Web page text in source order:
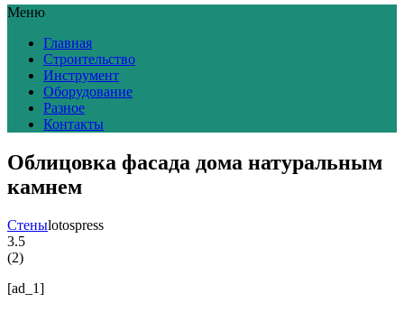
Меню
Главная
Строительство
Инструмент
Оборудование
Разное
Контакты
Облицовка фасада дома натуральным
камнем
Стеныlotospress
3.5
(2)
[ad_1]